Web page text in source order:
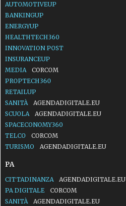
AUTOMOTIVEUP
BANKINGUP
ENERGYUP
HEALTHTECH360
INNOVATION POST
INSURANCEUP
MEDIA
CORCOM
PROPTECH360
RETAILUP
SANITÀ
AGENDADIGITALE.EU
SCUOLA
AGENDADIGITALE.EU
SPACECONOMY360
TELCO
CORCOM
TURISMO
AGENDADIGITALE.EU
PA
CITTADINANZA
AGENDADIGITALE.EU
PA DIGITALE
CORCOM
SANITÀ
AGENDADIGITALE.EU